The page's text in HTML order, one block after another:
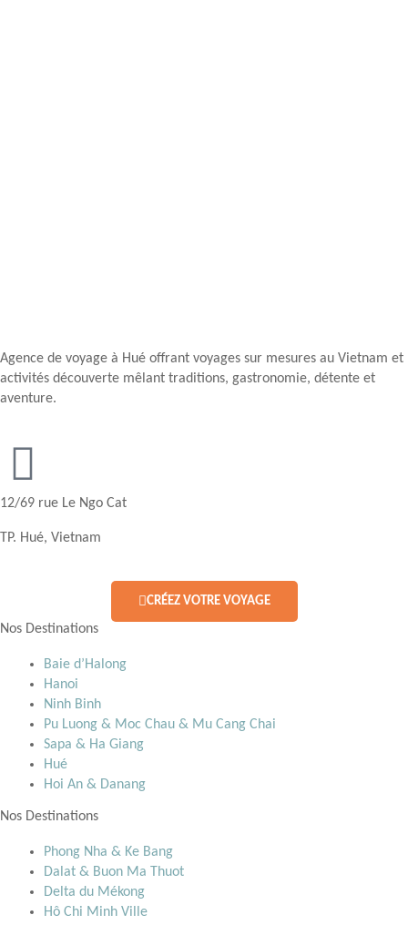
Agence de voyage à Hué offrant voyages sur mesures au Vietnam et
activités découverte mêlant traditions, gastronomie, détente et
aventure.
12/69 rue Le Ngo Cat
TP. Hué, Vietnam
CRÉEZ VOTRE VOYAGE
Nos Destinations
Baie d’Halong
Hanoi
Ninh Binh
Pu Luong & Moc Chau & Mu Cang Chai
Sapa & Ha Giang
Hué
Hoi An & Danang
Nos Destinations
Phong Nha & Ke Bang
Dalat & Buon Ma Thuot
Delta du Mékong
Hô Chi Minh Ville